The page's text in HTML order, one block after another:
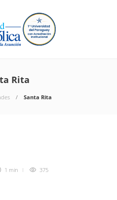
Rita
Santa Rita
1 min 375